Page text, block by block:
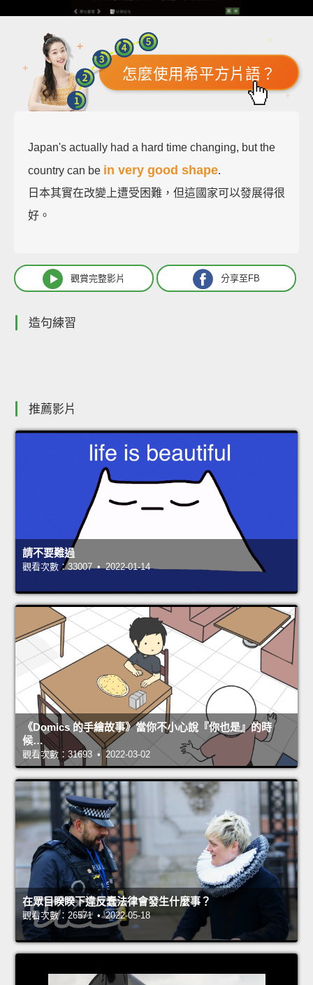
怎麼使用希平方片語？
Japan's actually had a hard time changing, but the
country can be in very good shape.
日本其實在改變上遭受困難，但這國家可以發展得很
好。
觀賞完整影片 分享至FB
造句練習
推薦影片
請不要難過
觀看次數：33007 • 2022-01-14
《Domics 的手繪故事》當你不小心說『你也是』的時
候…
觀看次數：31693 • 2022-03-02
在眾目睽睽下違反蠢法律會發生什麼事？
觀看次數：26571 • 2022-05-18